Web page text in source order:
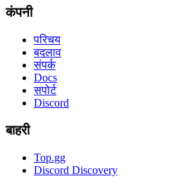
कंपनी
परिचय
बदलाव
संपर्क
Docs
सपोर्ट
Discord
बाहरी
Top.gg
Discord Discovery